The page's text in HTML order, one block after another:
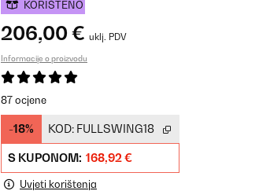
KORIŠTENO
206,00 € uklj. PDV
Informacije o proizvodu
87 ocjene
-18% KOD: FULLSWING18
S KUPONOM: 168,92 €
Uvjeti korištenja